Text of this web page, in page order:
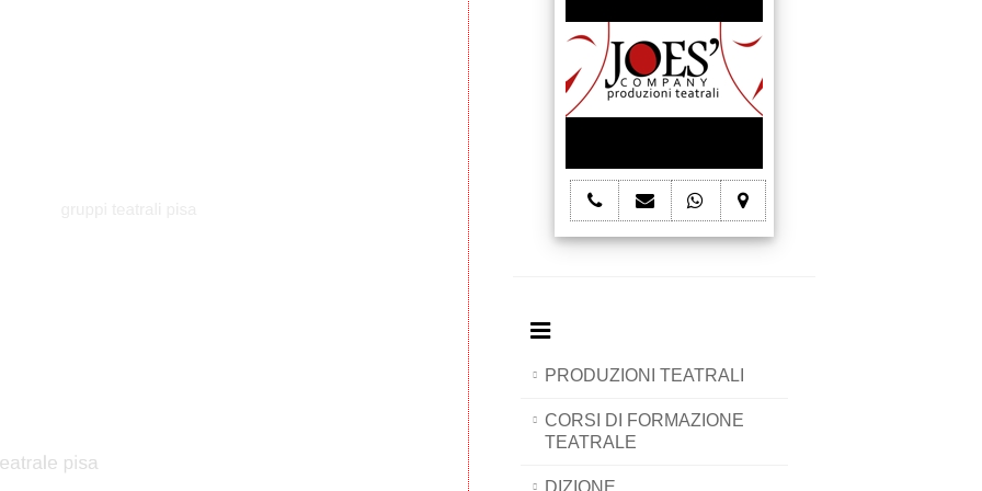
telefono
Joes'
Company
e-
mail
Joes'
whatsapp
Joes'
Company
mappa
Joes'
Company
PRODUZIONI TEATRALI
CORSI DI FORMAZIONE
TEATRALE
DIZIONE